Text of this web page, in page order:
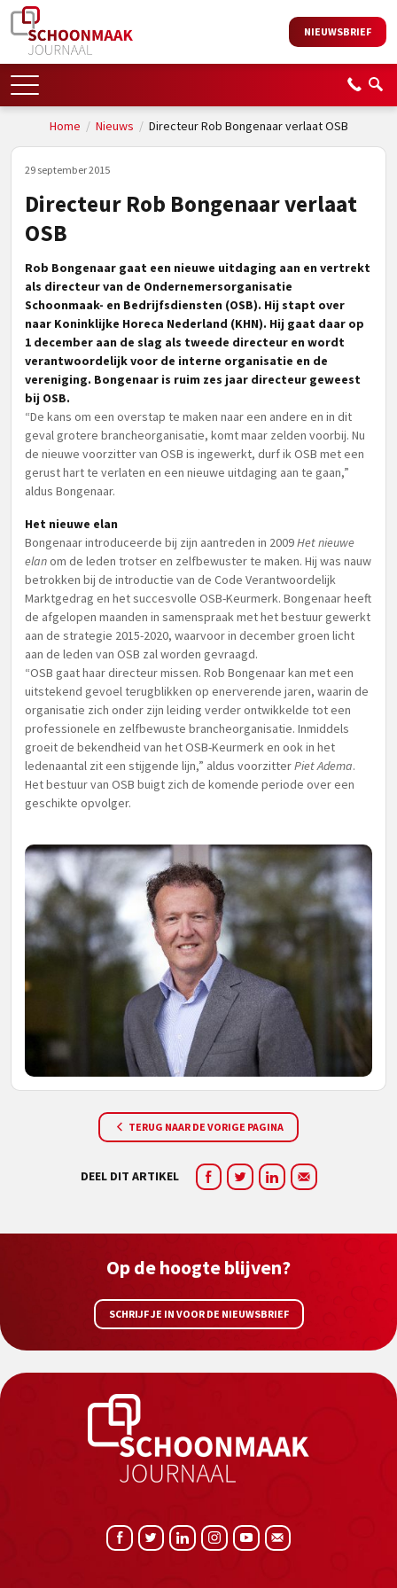
NIEUWSBRIEF
Home / Nieuws / Directeur Rob Bongenaar verlaat OSB
29 september 2015
Directeur Rob Bongenaar verlaat
OSB
Rob Bongenaar gaat een nieuwe uitdaging aan en vertrekt
als directeur van de Ondernemersorganisatie
Schoonmaak- en Bedrijfsdiensten (OSB). Hij stapt over
naar Koninklijke Horeca Nederland (KHN). Hij gaat daar op
1 december aan de slag als tweede directeur en wordt
verantwoordelijk voor de interne organisatie en de
vereniging. Bongenaar is ruim zes jaar directeur geweest
bij OSB.
“De kans om een overstap te maken naar een andere en in dit
geval grotere brancheorganisatie, komt maar zelden voorbij. Nu
de nieuwe voorzitter van OSB is ingewerkt, durf ik OSB met een
gerust hart te verlaten en een nieuwe uitdaging aan te gaan,”
aldus Bongenaar.
Het nieuwe elan
Bongenaar introduceerde bij zijn aantreden in 2009Het nieuwe
elanom de leden trotser en zelfbewuster te maken. Hij was nauw
betrokken bij de introductie van de Code Verantwoordelijk
Marktgedrag en het succesvolle OSB-Keurmerk. Bongenaar heeft
de afgelopen maanden in samenspraak met het bestuur gewerkt
aan de strategie 2015-2020, waarvoor in december groen licht
aan de leden van OSB zal worden gevraagd.
“OSB gaat haar directeur missen. Rob Bongenaar kan met een
uitstekend gevoel terugblikken op enerverende jaren, waarin de
organisatie zich onder zijn leiding verder ontwikkelde tot een
professionele en zelfbewuste brancheorganisatie. Inmiddels
groeit de bekendheid van het OSB-Keurmerk en ook in het
ledenaantal zit een stijgende lijn,” aldus voorzitterPiet Adema.
Het bestuur van OSB buigt zich de komende periode over een
geschikte opvolger.
TERUG NAAR DE VORIGE PAGINA
DEEL DIT ARTIKEL
Op de hoogte blijven?
SCHRIJF JE IN VOOR DE NIEUWSBRIEF